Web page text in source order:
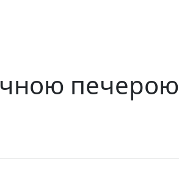
печерою